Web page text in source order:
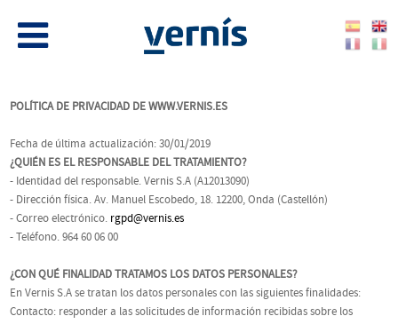
POLÍTICA DE PRIVACIDAD DE WWW.VERNIS.ES
Fecha de última actualización: 30/01/2019
¿QUIÉN ES EL RESPONSABLE DEL TRATAMIENTO?
- Identidad del responsable. Vernis S.A (A12013090)
- Dirección física. Av. Manuel Escobedo, 18. 12200, Onda (Castellón)
- Correo electrónico. rgpd@vernis.es
- Teléfono. 964 60 06 00
¿CON QUÉ FINALIDAD TRATAMOS LOS DATOS PERSONALES?
En Vernis S.A se tratan los datos personales con las siguientes finalidades:
Contacto: responder a las solicitudes de información recibidas sobre los